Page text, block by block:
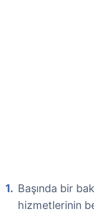
Başında bir
hizmetlerinin